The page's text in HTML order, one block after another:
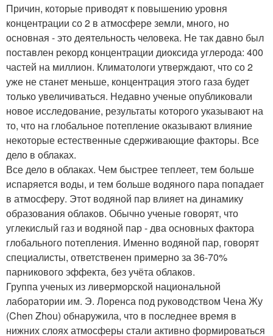
Причин, которые приводят к повышению уровня
концентрации со 2 в атмосфере земли, много, но
основная - это деятельность человека. Не так давно был
поставлен рекорд концентрации диоксида углерода: 400
частей на миллион. Климатологи утверждают, что со 2
уже не станет меньше, концентрация этого газа будет
только увеличиваться. Недавно ученые опубликовали
новое исследование, результаты которого указывают на
то, что на глобальное потепление оказывают влияние
некоторые естественные сдерживающие факторы. Все
дело в облаках.
Все дело в облаках. Чем быстрее теплеет, тем больше
испаряется воды, и тем больше водяного пара попадает
в атмосферу. Этот водяной пар влияет на динамику
образования облаков. Обычно ученые говорят, что
углекислый газ и водяной пар - два основных фактора
глобального потепления. Именно водяной пар, говорят
специалисты, ответственен примерно за 36-70%
парникового эффекта, без учёта облаков.
Группа ученых из ливерморской национальной
лаборатории им. Э. Лоренса под руководством Чена Жу
(Chen Zhou) обнаружила, что в последнее время в
нижних слоях атмосферы стали активно формироваться